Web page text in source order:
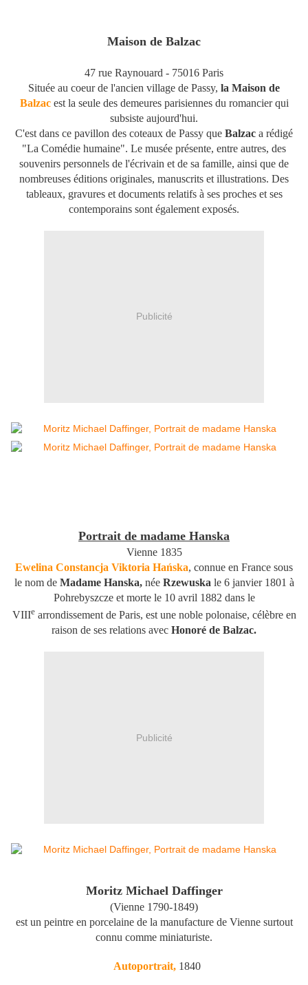
Maison de Balzac
47 rue Raynouard - 75016 Paris
Située au coeur de l'ancien village de Passy, la Maison de
Balzacest la seule des demeures parisiennes du romancier qui
subsiste aujourd'hui.
C'est dans ce pavillon des coteaux de Passy que Balzac a rédigé
"La Comédie humaine". Le musée présente, entre autres, des
souvenirs personnels de l'écrivain et de sa famille, ainsi que de
nombreuses éditions originales, manuscrits et illustrations. Des
tableaux, gravures et documents relatifs à ses proches et ses
contemporains sont également exposés.
Publicité
Portrait de madame Hanska
Vienne 1835
Ewelina Constancja Viktoria Hańska, connue en France sous
le nom deMadame Hanska,néeRzewuska le 6 janvier 1801 à
Pohrebyszcze et morte le 10 avril 1882 dans le
VIIIearrondissement de Paris, est une noble polonaise, célèbre en
raison de ses relations avec Honoré de Balzac.
Publicité
Moritz Michael Daffinger
(Vienne 1790-1849)
est un peintre en porcelaine de la manufacture de Vienne surtout
connu comme miniaturiste.
Autoportrait,1840